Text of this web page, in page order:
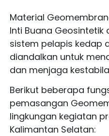
Material
Inti Buana Geosintetik
sistem pelapis kedap
diandalkan untuk
dan menjaga
Berikut beberapa
pemasangan
lingkungan kegiatan
Kalimantan Selatan: